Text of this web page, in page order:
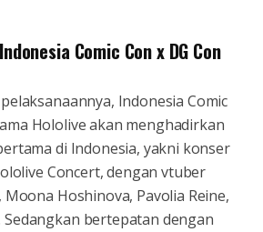
Comic Con x DG Con
Indonesia Comic
Hololive akan menghadirkan
di Indonesia, yakni konser
Concert, dengan vtuber
Hoshinova, Pavolia Reine,
Sedangkan bertepatan dengan